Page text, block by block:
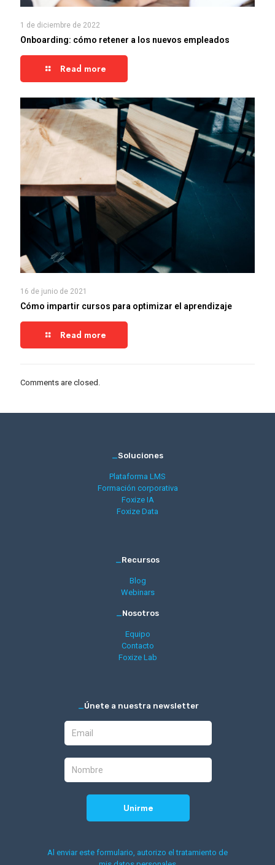
1 de diciembre de 2022
Onboarding: cómo retener a los nuevos empleados
Read more
16 de junio de 2021
Cómo impartir cursos para optimizar el aprendizaje
Read more
Comments are closed.
_Soluciones
Plataforma LMS
Formación corporativa
Foxize IA
Foxize Data
_Recursos
Blog
Webinars
_Nosotros
Equipo
Contacto
Foxize Lab
_Únete a nuestra newsletter
Al enviar este formulario, autorizo el tratamiento de